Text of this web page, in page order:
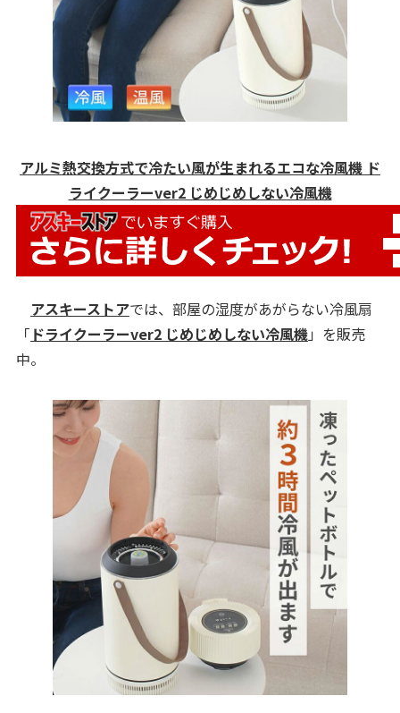
アルミ熱交換方式で冷たい風が生まれるエコな冷風機 ド
ライクーラーver2 じめじめしない冷風機
アスキーストアでは、部屋の湿度があがらない冷風扇
「 ドライクーラーver2 じめじめしない冷風機」を販売
中。